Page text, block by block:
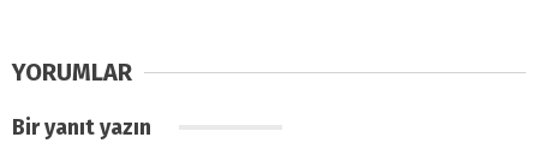
YORUMLAR
Bir yanıt yazın